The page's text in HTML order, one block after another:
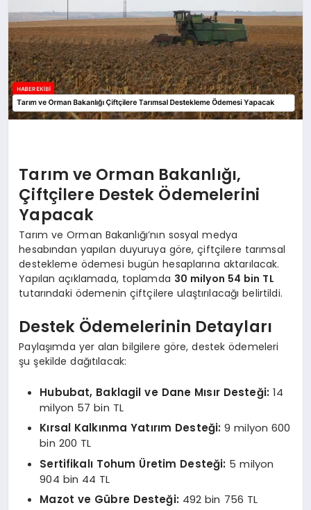
Tarım ve Orman Bakanlığı,
Çiftçilere Destek Ödemelerini
Yapacak
Tarım ve Orman Bakanlığı’nın sosyal medya
hesabından yapılan duyuruya göre, çiftçilere tarımsal
destekleme ödemesi bugün hesaplarına aktarılacak.
Yapılan açıklamada, toplamda 30 milyon 54 bin TL
tutarındaki ödemenin çiftçilere ulaştırılacağı belirtildi.
Destek Ödemelerinin Detayları
Paylaşımda yer alan bilgilere göre, destek ödemeleri
şu şekilde dağıtılacak:
Hububat, Baklagil ve Dane Mısır Desteği: 14
milyon 57 bin TL
Kırsal Kalkınma Yatırım Desteği: 9 milyon 600
bin 200 TL
Sertifikalı Tohum Üretim Desteği: 5 milyon
904 bin 44 TL
Mazot ve Gübre Desteği: 492 bin 756 TL